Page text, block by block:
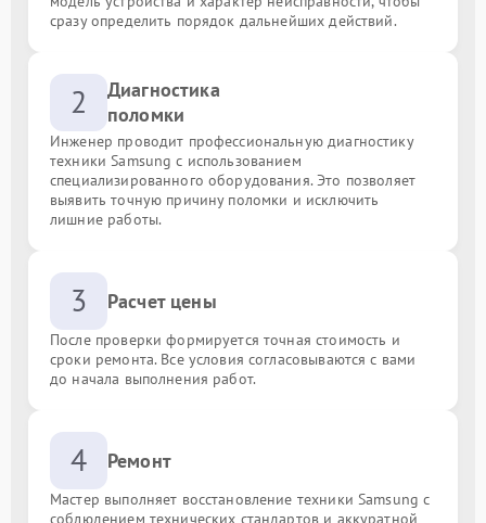
сразу определить порядок дальнейших действий.
2
Диагностика
поломки
Инженер проводит профессиональную диагностику
техники Samsung с использованием
специализированного оборудования. Это позволяет
выявить точную причину поломки и исключить
лишние работы.
3 Расчет цены
После проверки формируется точная стоимость и
сроки ремонта. Все условия согласовываются с вами
до начала выполнения работ.
4 Ремонт
Мастер выполняет восстановление техники Samsung с
соблюдением технических стандартов и аккуратной